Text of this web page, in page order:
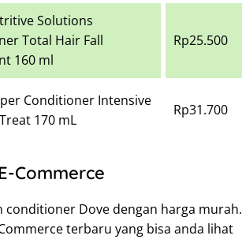
Solutions
Total Hair Fall
160 ml
Rp25.500
Conditioner Intensive
170 mL
Rp31.700
Commerce
Dove dengan harga murah.
terbaru yang bisa anda lihat